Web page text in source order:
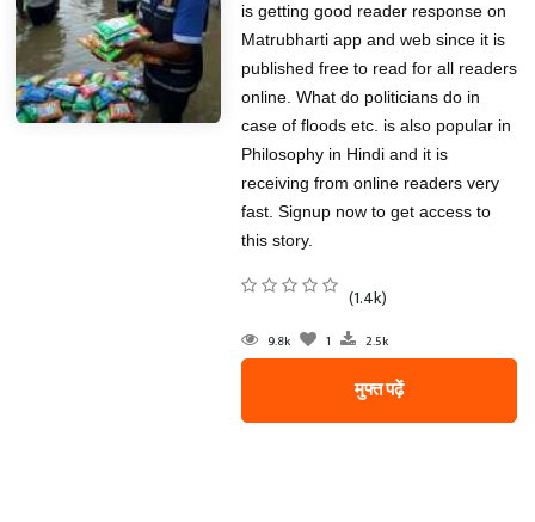
is getting good reader response on
Matrubharti app and web since it is
published free to read for all readers
online. What do politicians do in
case of floods etc. is also popular in
Philosophy in Hindi and it is
receiving from online readers very
fast. Signup now to get access to
this story.
(1.4k)
9.8k 1 2.5k
मुफ्त पढ़ें